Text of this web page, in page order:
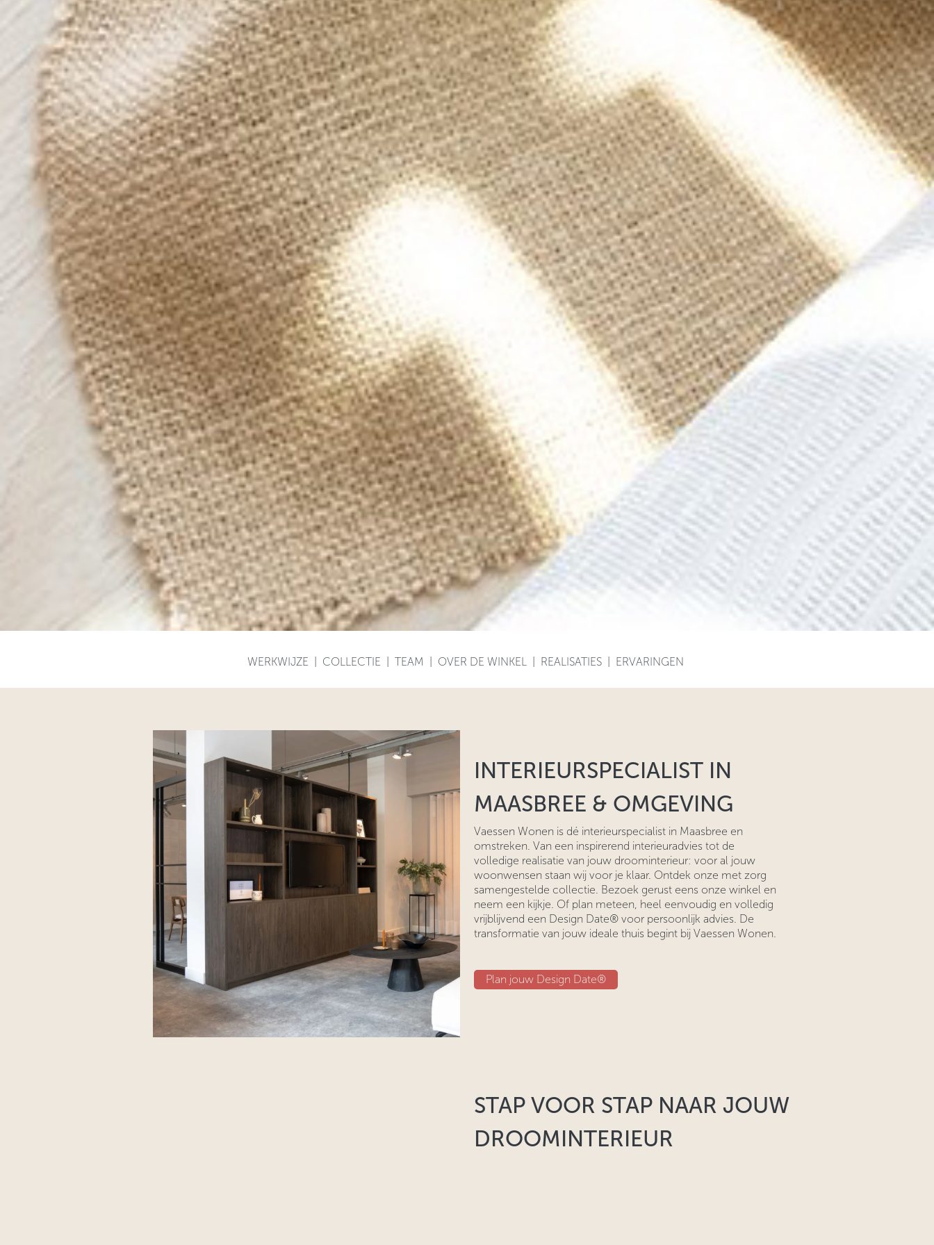
WERKWIJZE COLLECTIE TEAM OVER DE WINKEL REALISATIES ERVARINGEN
INTERIEURSPECIALIST IN
MAASBREE & OMGEVING
Vaessen Wonen is dé interieurspecialist in Maasbree en
omstreken. Van een inspirerend interieuradvies tot de
volledige realisatie van jouw droominterieur: voor al jouw
woonwensen staan wij voor je klaar. Ontdek onze met zorg
samengestelde collectie. Bezoek gerust eens onze winkel en
neem een kijkje. Of plan meteen, heel eenvoudig en volledig
vrijblijvend een Design Date® voor persoonlijk advies. De
transformatie van jouw ideale thuis begint bij Vaessen Wonen.
Plan jouw D​​esign Date®
STAP VOOR STAP NAAR JOUW
DROOMINTERIEUR​